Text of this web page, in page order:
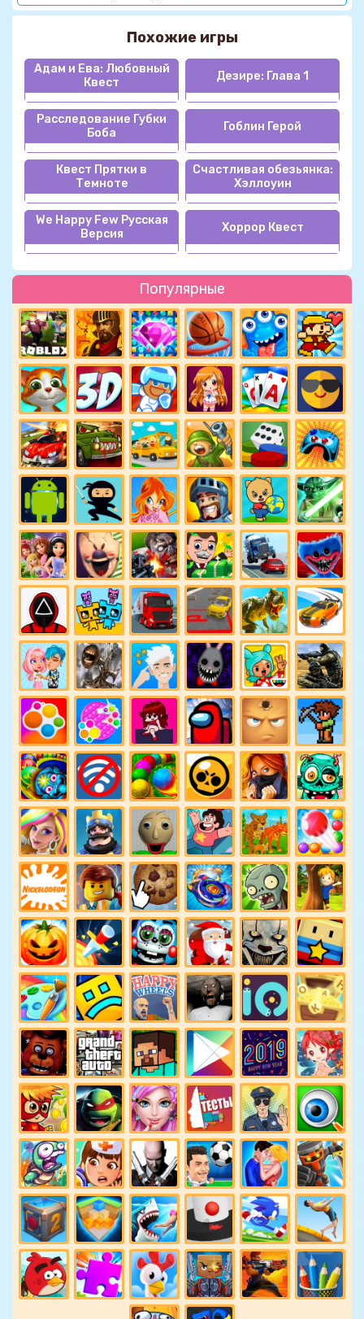
Популярные
Похожие игры
Адам и Ева: Любовный
Квест
Дезире: Глава 1
Расследование Губки
Боба
Гоблин Герой
Квест Прятки в
Темноте
Счастливая обезьянка:
Хэллоуин
We Happy Few Русская
Версия
Хоррор Квест